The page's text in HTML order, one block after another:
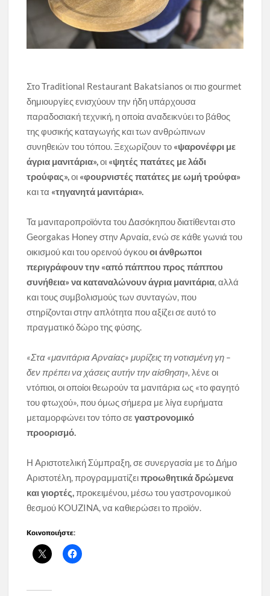
Στο Traditional Restaurant Bakatsianos οι πιο gourmet
δημιουργίες ενισχύουν την ήδη υπάρχουσα
παραδοσιακή τεχνική, η οποία αναδεικνύει το βάθος
της φυσικής καταγωγής και των ανθρώπινων
συνηθειών του τόπου. Ξεχωρίζουν το «ψαρονέφρι με
άγρια μανιτάρια»,οι «ψητές πατάτες με λάδι
τρούφας»,οι «φουρνιστές πατάτες με ωμή τρούφα»
και τα «τηγανητά μανιτάρια».
Τα μανιταροπροϊόντα του Δασόκηπου διατίθενται στο
Georgakas Honey στην Αρναία, ενώ σε κάθε γωνιά του
οικισμού και του ορεινού όγκουοι άνθρωποι
περιγράφουν την «από πάππου προς πάππου
συνήθεια» να καταναλώνουν άγρια μανιτάρια, αλλά
και τους συμβολισμούς των συνταγών, που
στηρίζονται στην απλότητα που αξίζει σε αυτό το
πραγματικό δώρο της φύσης.
«Στα «μανιτάρια Αρναίας» μυρίζεις τη νοτισμένη γη –
δεν πρέπει να χάσεις αυτήν την αίσθηση», λένε οι
ντόπιοι, οι οποίοι θεωρούν τα μανιτάρια ως «το φαγητό
του φτωχού», που όμως σήμερα με λίγα ευρήματα
μεταμορφώνει τον τόπο σεγαστρονομικό
προορισμό.
Η Αριστοτελική Σύμπραξη, σε συνεργασία με το Δήμο
Αριστοτέλη, προγραμματίζειπροωθητικά δρώμενα
και γιορτές,προκειμένου, μέσω του γαστρονομικού
θεσμού KOUZINA, να καθιερώσει το προϊόν.
Κοινοποιήστε: